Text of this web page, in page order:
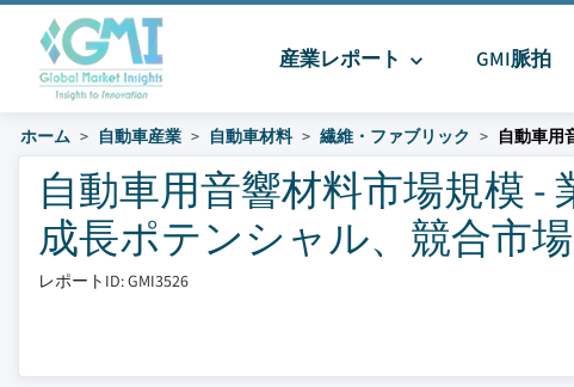
産業レポート GMI脈拍
ホーム 自動車産業 自動車材料 繊維・ファブリック 自動車用
自動車用音響材料市場規模 -
成長ポテンシャル、競合市
レポートID: GMI3526